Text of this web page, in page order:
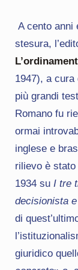
A cento anni
stesura,
1947), a cura
più grandi
Romano fu
ormai
inglese e
rilievo è
1934 su I tre
decisionista
di
giuridico